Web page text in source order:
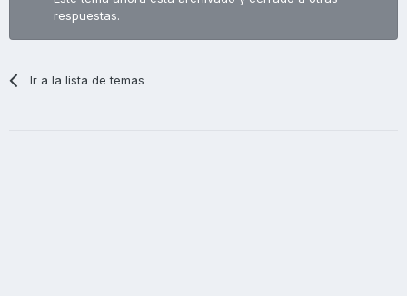
respuestas.
Ir a la lista de temas